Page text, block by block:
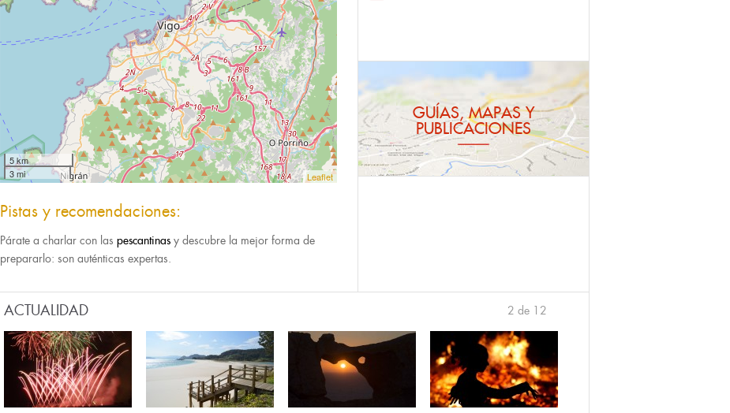
5 km
3 mi
Leaflet
Pistas y recomendaciones:
Párate a charlar con las pescantinas y descubre la mejor forma de
prepararlo: son auténticas expertas.
GUÍAS, MAPAS Y
PUBLICACIONES
ACTUALIDAD 2 de 12